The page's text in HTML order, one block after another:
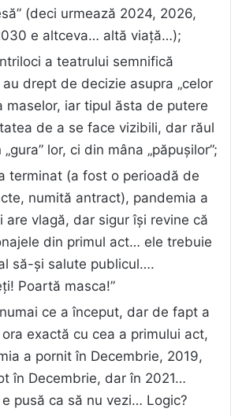
(deci urmează 2024, 2026,
e altceva… altă viață…);
a teatrului semnifică
drept de decizie asupra „celor
maselor, iar tipul ăsta de putere
de a se face vizibili, dar răul
lor, ci din mâna „păpușilor”;
terminat (a fost o perioadă de
numită antract), pandemia a
are vlagă, dar sigur își revine că
din primul act… ele trebuie
să-și salute publicul….
Poartă masca!”
ce a început, dar de fapt a
exactă cu cea a primului act,
a pornit în Decembrie, 2019,
în Decembrie, dar în 2021…
pusă ca să nu vezi… Logic?